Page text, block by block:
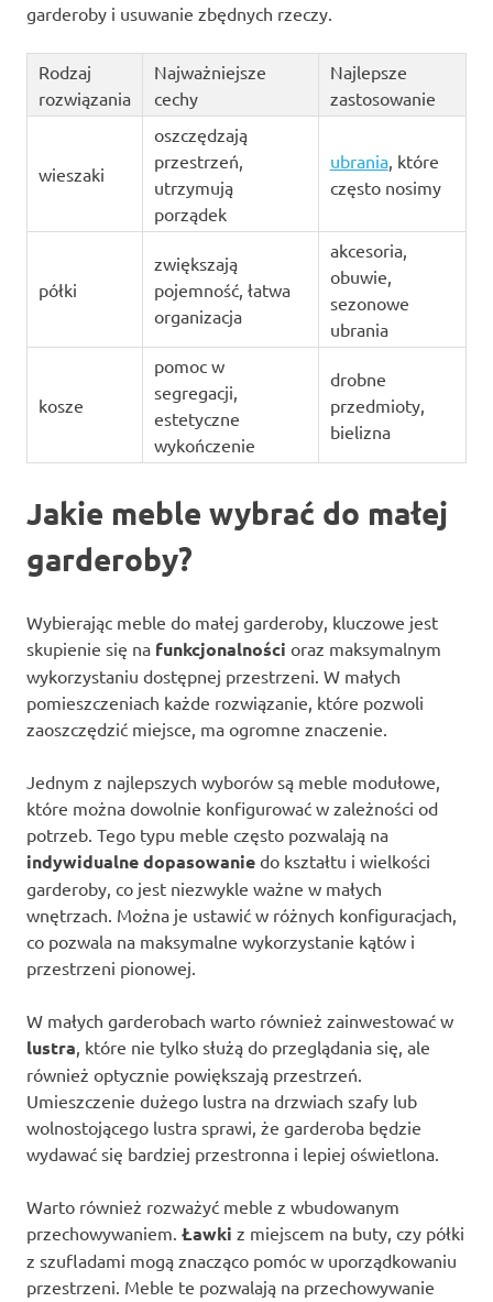
garderoby i usuwanie zbędnych rzeczy.
Rodzaj
rozwiązania
Najważniejsze
cechy
Najlepsze
zastosowanie
wieszaki
oszczędzają
przestrzeń,
utrzymują
porządek
ubrania, które
często nosimy
półki
zwiększają
pojemność, łatwa
organizacja
akcesoria,
obuwie,
sezonowe
ubrania
kosze
pomoc w
segregacji,
estetyczne
wykończenie
drobne
przedmioty,
bielizna
Jakie meble wybrać do małej
garderoby?
Wybierając meble do małej garderoby, kluczowe jest
skupienie się na funkcjonalności oraz maksymalnym
wykorzystaniu dostępnej przestrzeni. W małych
pomieszczeniach każde rozwiązanie, które pozwoli
zaoszczędzić miejsce, ma ogromne znaczenie.
Jednym z najlepszych wyborów są meble modułowe,
które można dowolnie konfigurować w zależności od
potrzeb. Tego typu meble często pozwalają na
indywidualne dopasowanie do kształtu i wielkości
garderoby, co jest niezwykle ważne w małych
wnętrzach. Można je ustawić w różnych konfiguracjach,
co pozwala na maksymalne wykorzystanie kątów i
przestrzeni pionowej.
W małych garderobach warto również zainwestować w
lustra , które nie tylko służą do przeglądania się, ale
również optycznie powiększają przestrzeń.
Umieszczenie dużego lustra na drzwiach szafy lub
wolnostojącego lustra sprawi, że garderoba będzie
wydawać się bardziej przestronna i lepiej oświetlona.
Warto również rozważyć meble z wbudowanym
przechowywaniem. Ławki z miejscem na buty, czy półki
z szufladami mogą znacząco pomóc w uporządkowaniu
przestrzeni. Meble te pozwalają na przechowywanie